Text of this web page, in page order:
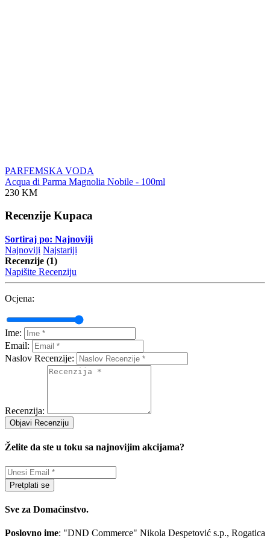
PARFEMSKA VODA
Acqua di Parma Magnolia Nobile - 100ml
230 KM
Recenzije Kupaca
Sortiraj po: Najnoviji
Najnoviji Najstariji
Recenzije (1)
Napišite Recenziju
Ocjena:
Ime:
Email:
Naslov Recenzije:
Recenzija:
Objavi Recenziju
Želite da ste u toku sa najnovijim akcijama?
Pretplati se
Sve za Domaćinstvo.
Poslovno ime: "DND Commerce" Nikola Despetović s.p., Rogatica